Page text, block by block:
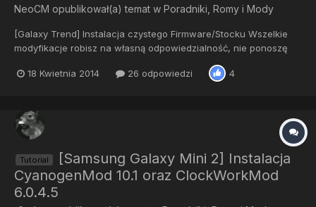
NeoCM opublikował(a) temat w Poradniki, Romy i Mody
[Galaxy Trend] Instalacja czystego Firmware/Stocku Wszelkie
modyfikacje robisz na własną odpowiedzialność, nie ponoszę
oprogramowania nie nabija licznika flashowań. Ta metoda jest
18 Kwietnia 2014 26 odpowiedzi 4
Tutorial
[Samsung Galaxy Mini 2] Instalacja
CyanogenMod 10.1 oraz ClockWorkMod
6.0.4.5